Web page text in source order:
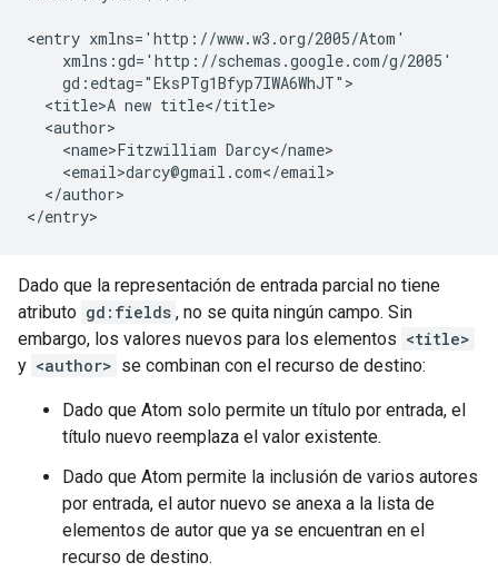
<entry xmlns='http://www.w3.org/2005/Atom'
    xmlns:gd='http://schemas.google.com/g/2005'
    gd:edtag="EksPTg1Bfyp7IWA6WhJT">
  <title>A new title</title>
  <author>
    <name>Fitzwilliam Darcy</name>
    <email>darcy@gmail.com</email>
  </author>
Dado que la representación de entrada parcial no tiene
atributo gd:fields , no se quita ningún campo. Sin
embargo, los valores nuevos para los elementos <title>
y <author> se combinan con el recurso de destino:
Dado que Atom solo permite un título por entrada, el
título nuevo reemplaza el valor existente.
Dado que Atom permite la inclusión de varios autores
por entrada, el autor nuevo se anexa a la lista de
elementos de autor que ya se encuentran en el
recurso de destino.